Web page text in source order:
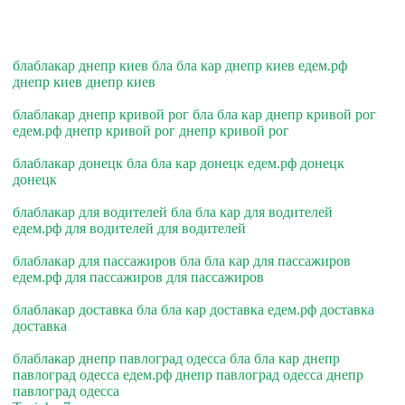
блаблакар днепр киев бла бла кар днепр киев едем.рф
днепр киев днепр киев
блаблакар днепр кривой рог бла бла кар днепр кривой рог
едем.рф днепр кривой рог днепр кривой рог
блаблакар донецк бла бла кар донецк едем.рф донецк
донецк
блаблакар для водителей бла бла кар для водителей
едем.рф для водителей для водителей
блаблакар для пассажиров бла бла кар для пассажиров
едем.рф для пассажиров для пассажиров
блаблакар доставка бла бла кар доставка едем.рф доставка
доставка
блаблакар днепр павлоград одесса бла бла кар днепр
павлоград одесса едем.рф днепр павлоград одесса днепр
павлоград одесса